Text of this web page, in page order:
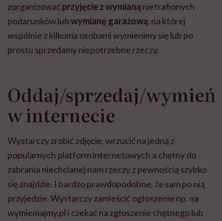
zorganizowaćprzyjęcie z wymianąnietrafionych
podarunków lubwymianę garażową, na której
wspólnie z kilkoma osobami wymienimy się lub po
prostu sprzedamy niepotrzebne rzeczy.
Oddaj/sprzedaj/wymień
w internecie
Wystarczy zrobić zdjęcie, wrzucić na jedną z
popularnych platform internetowych a chętny do
zabrania niechcianej nam rzeczy z pewnością szybko
się znajdzie. I bardzo prawdopodobne, że sam po nią
przyjedzie. Wystarczy zamieścić ogłoszenie np. na
wymieniajmy.pl i czekać na zgłoszenie chętnego lub